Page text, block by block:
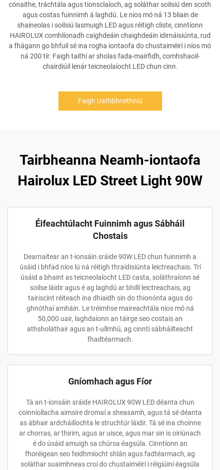
cónaithe, tráchtála agus tionsclaíoch, ag soláthar soilsiú den scoth
agus costas fuinnimh á laghdú. Le níos mó ná 13 bliain de
shaineolas i soilsiú lasmuigh LED agus réitigh cliste, cinntíonn
HAIROLUX comhlíonadh caighdeáin chaighdeáin idirnáisiúnta, rud
a fhágann go bhfuil sé ina rogha iontaofa do chustaiméirí i níos mó
ná 200 tír. Faigh taithí ar sholas fada-mairfidh, comhshaoil-
chairdiúil lenár teicneolaíocht LED chun cinn.
Faigh Uathbhreithniú
Tairbheanna Neamh-iontaofa
Hairolux LED Street Light 90W
Éifeachtúlacht Fuinnimh agus Sábháil
Chostais
Dearnaítear an t-ionsáin sráide 90W LED chun fuinnimh a
úsáid i bhfad níos lú ná réitigh thraidisiúnta leictreachais. Trí
úsáid a bhaint as teicneolaíocht LED casta, soláthraíonn sé
soilse láidir agus é ag laghdú ar bhillí leictreachais, ag
tairiscint réiteach ina dhiaidh sin do thionónta agus do
ghnóthaí amháin. Le tréimhse maireachtála níos mó ná
50,000 uair, laghdaíonn an táirge seo costais an
athsholáthair agus an t-ullmhú, ag cinnti sábháilteacht
fhadtéarmach.
Gníomhach agus Fíor
Tá an t-ionsáin sráide HAIROLUX 90W LED déanta chun
coinníollacha aimsire dromaí a sheasamh, agus tá sé déanta
as ábhair ardcháilíochta le struchtúr láidir. Tá sé ina choinne
ar chorras, ar thirim, agus ar uisce, agus mar sin is oiriúnach
é do úsáid amuigh sa chúrsa éagsúla. Cinntíonn an
fhoréigean seo feidhmíocht shlán agus fadtéarmach, ag
soláthar suaimhneas croí do chustaiméirí i réigiúiní éagsúla